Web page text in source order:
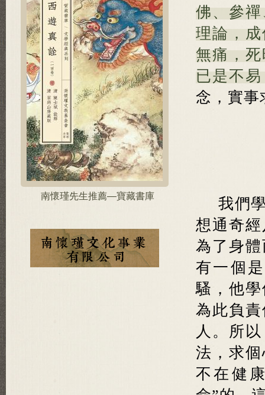
南懷瑾先生推薦—寶藏書庫
佛、參
理論，
無痛，
已是不
念，實事
我們
想通奇
為了身
有一個
騷，他
為此負
人。所
法，求
不在健